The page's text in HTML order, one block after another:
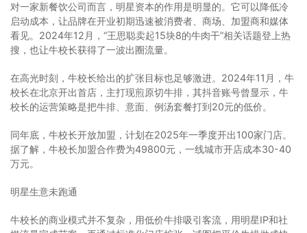
对一家新餐饮公司而言，明星资本的作用是明显的。它可以降低冷
启动成本，让品牌在开业初期迅速被消费者、商场、加盟商和媒体
看见。2024年12月，“王思聪卖起15块8的牛肉干”相关话题登上热
搜，也让牛校长获得了一波出圈流量。
在高光时刻，牛校长给出的扩张目标也足够激进。2024年11月，牛
校长在北京开出首店，主打现煎原切牛排，其抖音账号曾显示，牛
校长的运营策略是把牛排、意面、例汤套餐打到20元的低价。
同年底，牛校长开放加盟，计划在2025年一季度开出100家门店。
据了解，牛校长加盟合作费为49800元，一线城市开店成本30-40
万元。
明星生意未跑通
牛校长的商业模式并不复杂，用低价牛排吸引客流，用明星IP和社